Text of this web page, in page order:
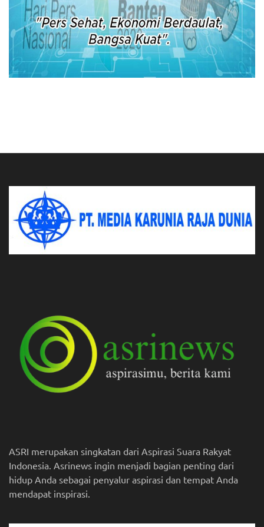
ASRI merupakan singkatan dari Aspirasi Suara Rakyat
Indonesia. Asrinews ingin menjadi bagian penting dari
hidup Anda sebagai penyalur aspirasi dan tempat Anda
mendapat inspirasi.